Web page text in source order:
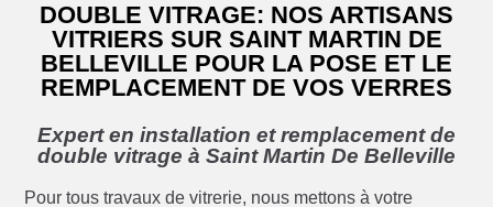
DOUBLE VITRAGE: NOS ARTISANS
VITRIERS SUR SAINT MARTIN DE
BELLEVILLE POUR LA POSE ET LE
REMPLACEMENT DE VOS VERRES
Expert en installation et remplacement de
double vitrage à Saint Martin De Belleville
Pour tous travaux de vitrerie, nous mettons à votre